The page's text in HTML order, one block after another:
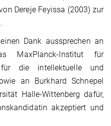
Dereje Feyissa (2003) zur
Dank aussprechen an
MaxPlanck-Institut für
für die intellektuelle und
an Burkhard Schnepel
Halle-Wittenberg dafür,
akzeptiert und